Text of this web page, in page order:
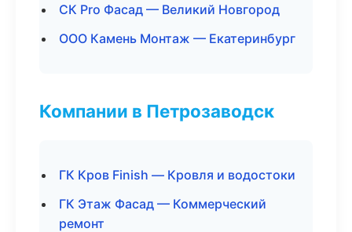
СК Pro Фасад — Великий Новгород
ООО Камень Монтаж — Екатеринбург
Компании в Петрозаводск
ГК Кров Finish — Кровля и водостоки
ГК Этаж Фасад — Коммерческий
ремонт